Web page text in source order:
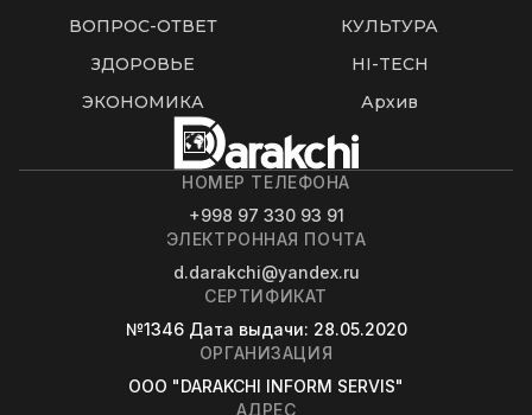
ВОПРОС-ОТВЕТ
КУЛЬТУРА
ЗДОРОВЬЕ
HI-TECH
ЭКОНОМИКА
Архив
НОМЕР ТЕЛЕФОНА
+998 97 330 93 91
ЭЛЕКТРОННАЯ ПОЧТА
d.darakchi@yandex.ru
СЕРТИФИКАТ
№1346 Дата выдачи: 28.05.2020
ОРГАНИЗАЦИЯ
OOO "DARAKCHI INFORM SERVIS"
АДРЕС